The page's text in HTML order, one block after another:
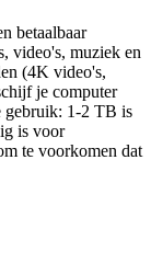
betaalbaar
video's, muziek en
(4K video's,
je computer
gebruik: 1-2 TB is
is voor
te voorkomen dat